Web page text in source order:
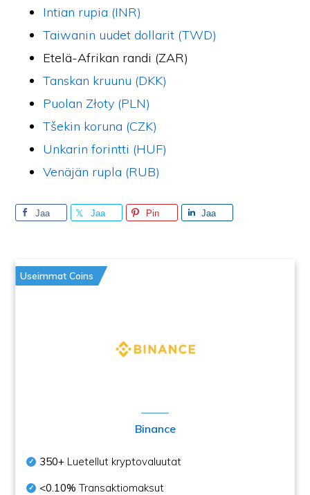
Intian rupia (INR)
Taiwanin uudet dollarit (TWD)
Etelä-Afrikan randi (ZAR)
Tanskan kruunu (DKK)
Puolan Złoty (PLN)
Tšekin koruna (CZK)
Unkarin forintti (HUF)
Venäjän rupla (RUB)
Jaa Jaa Pin Jaa
Useimmat Coins
Binance
350+ Luetellut kryptovaluutat
<0.10% Transaktiomaksut